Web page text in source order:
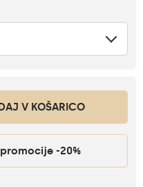
V KOŠARICO
Aktivacija trenutne promocije -20%